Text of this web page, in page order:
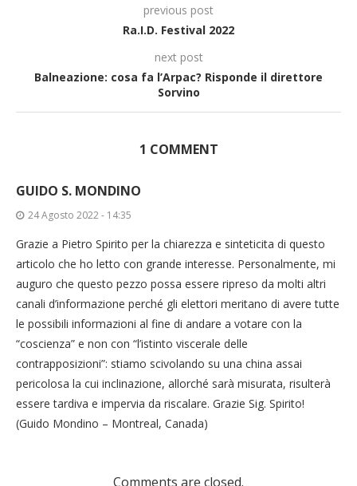
previous post
Ra.I.D. Festival 2022
next post
Balneazione: cosa fa l’Arpac? Risponde il direttore
Sorvino
1 COMMENT
GUIDO S. MONDINO
24 Agosto 2022 - 14:35
Grazie a Pietro Spirito per la chiarezza e sinteticita di questo
articolo che ho letto con grande interesse. Personalmente, mi
auguro che questo pezzo possa essere ripreso da molti altri
canali d’informazione perché gli elettori meritano di avere tutte
le possibili informazioni al fine di andare a votare con la
“coscienza” e non con “l’istinto viscerale delle
contrapposizioni”: stiamo scivolando su una china assai
pericolosa la cui inclinazione, allorché sarà misurata, risulterà
essere tardiva e impervia da riscalare. Grazie Sig. Spirito!
(Guido Mondino – Montreal, Canada)
Comments are closed.